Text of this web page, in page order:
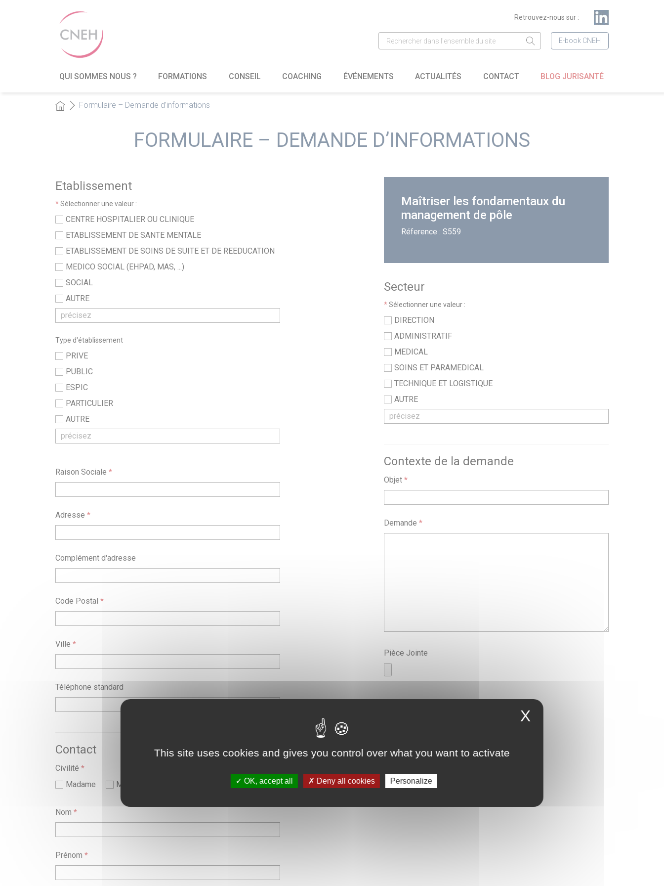
Retrouvez-nous sur :
E-book CNEH
QUI SOMMES NOUS ? FORMATIONS CONSEIL COACHING ÉVÉNEMENTS ACTUALITÉS CONTACT BLOG JURISANTÉ
Formulaire – Demande d’informations
FORMULAIRE – DEMANDE D’INFORMATIONS
Etablissement
*Sélectionner une valeur :
CENTRE HOSPITALIER OU CLINIQUE
ETABLISSEMENT DE SANTE MENTALE
ETABLISSEMENT DE SOINS DE SUITE ET DE REEDUCATION
MEDICO SOCIAL (EHPAD, MAS, ...)
SOCIAL
AUTRE
Type d'établissement
PRIVE
PUBLIC
ESPIC
PARTICULIER
AUTRE
Raison Sociale *
Adresse *
Complément d'adresse
Code Postal *
Ville *
Téléphone standard
Contact
Civilité *
Madame
Monsieur
Nom *
Prénom *
Maîtriser les fondamentaux du
management de pôle
Réference : S559
Secteur
*Sélectionner une valeur :
DIRECTION
ADMINISTRATIF
MEDICAL
SOINS ET PARAMEDICAL
TECHNIQUE ET LOGISTIQUE
AUTRE
Contexte de la demande
Objet *
Demande *
Pièce Jointe
X
This site uses cookies and gives you control over what you want to activate
OK, accept all Deny all cookies Personalize